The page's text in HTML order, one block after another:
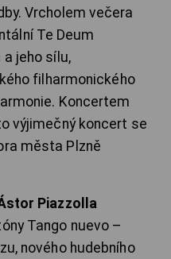
Vrcholem večera
Te Deum
a jeho sílu,
filharmonického
Koncertem
výjimečný koncert se
města Plzně
Piazzolla
Tango nuevo –
nového hudebního